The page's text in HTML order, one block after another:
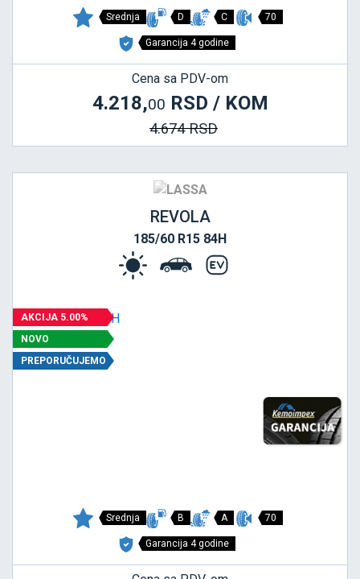
Srednja D C 70
Garancija 4 godine
Cena sa PDV-om
4.218,00 RSD / KOM
4.674 RSD
REVOLA
185/60 R15 84H
AKCIJA 5.00%
NOVO
PREPORUČUJEMO
Srednja B A 70
Garancija 4 godine